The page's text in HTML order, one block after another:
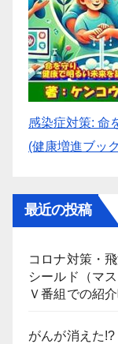
感染症対策: 命
(健康増進ブッ
最近の投稿
コロナ対策・
シールド（マ
Ｖ番組での紹
がんが消えた